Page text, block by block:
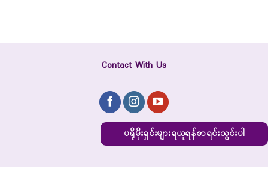
Contact With Us
ပရိုမိုးရှင်းများရယူရန်စာရင်းသွင်းပါ